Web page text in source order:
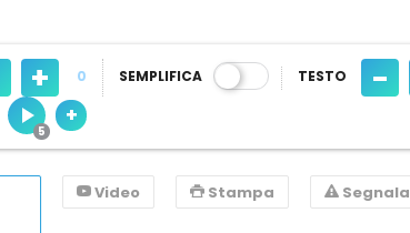
+ 0 SEMPLIFICA TESTO -
+
Video Stampa Segnala